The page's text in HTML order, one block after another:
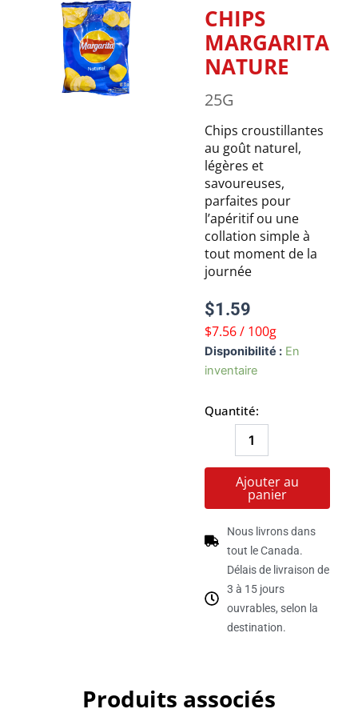
CHIPS
MARGARITA
NATURE
25G
Chips croustillantes
au goût naturel,
légères et
savoureuses,
parfaites pour
l’apéritif ou une
collation simple à
tout moment de la
journée
$1.59
$7.56 / 100g
Disponibilité : En
inventaire
Quantité:
quantité
de
NATURE
Ajouter au
panier
Nous livrons dans
tout le Canada.
Délais de livraison de
3 à 15 jours
ouvrables, selon la
destination.
Produits associés